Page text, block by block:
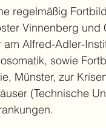
regelmäßig
Vinnenberg
am Alfred-Adler-
sowie
Münster, zur
(Technische